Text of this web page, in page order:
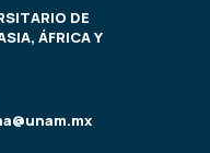
DE
ÁFRICA Y